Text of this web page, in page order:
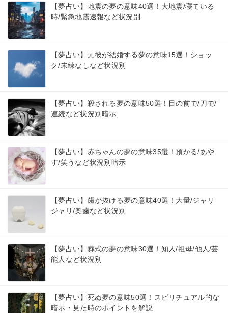
【夢占い】地震の夢の意味40選！大地震/寝ている
時/緊急地震速報など状況別
【夢占い】元彼が結婚する夢の意味15選！ショッ
ク/未練なしなど状況別
【夢占い】殺される夢の意味50選！目の前で/刀で/
連続など状況別暗示
【夢占い】赤ちゃんの夢の意味35選！預かる/あや
す/笑うなど状況別暗示
【夢占い】歯が抜ける夢の意味40選！大量/ジャリ
ジャリ/奥歯など状況別
【夢占い】葬式の夢の意味30選！知人/祖母/他人/芸
能人など状況別
【夢占い】死ぬ夢の意味50選！スピリチュアル的な
暗示・見た時のポイントを解説